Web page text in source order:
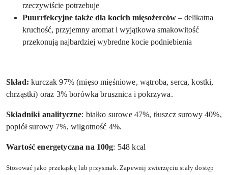
rzeczywiście potrzebuje
Puurrfekcyjne także dla kocich mięsożerców – delikatna
kruchość, przyjemny aromat i wyjątkowa smakowitość
przekonują najbardziej wybredne kocie podniebienia
Skład: kurczak 97% (mięso mięśniowe, wątroba, serca, kostki,
chrząstki) oraz 3% borówka brusznica i pokrzywa.
Składniki analityczne: białko surowe 47%, tłuszcz surowy 40%,
popiół surowy 7%, wilgotność 4%.
Wartość energetyczna na 100g: 548 kcal
Stosować jako przekąskę lub przysmak. Zapewnij zwierzęciu stały dostęp